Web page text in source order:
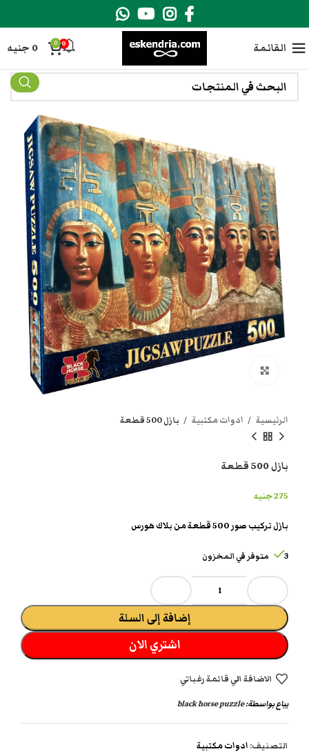
القائمة 0
0
0 جنيه
الرئيسية ادوات مكتبية بازل 500 قطعة
بازل 500 قطعة
275جنيه
بازل تركيب صور 500 قطعة من بلاك هورس
3 متوفر في المخزون
إضافة إلى السلة
اشتري الان
الاضافة الي قائمة رغباتي
يباع بواسطة:black horse puzzle
التصنيف: ادوات مكتبية